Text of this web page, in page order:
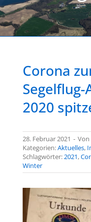
Corona
2020
28. Februar 2021 - Von
Kategorien:Aktuelles,
Schlagwörter:2021,
Winter